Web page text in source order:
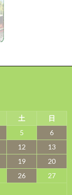
土
日
5
6
12
13
19
20
26
27